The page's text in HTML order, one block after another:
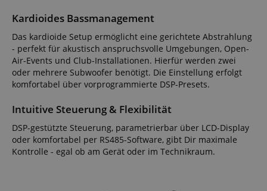
Kardioides Bassmanagement
Das kardioide Setup ermöglicht eine gerichtete Abstrahlung
- perfekt für akustisch anspruchsvolle Umgebungen, Open-
Air-Events und Club-Installationen. Hierfür werden zwei
oder mehrere Subwoofer benötigt. Die Einstellung erfolgt
komfortabel über vorprogrammierte DSP-Presets.
Intuitive Steuerung & Flexibilität
DSP-gestützte Steuerung, parametrierbar über LCD-Display
oder komfortabel per RS485-Software, gibt Dir maximale
Kontrolle - egal ob am Gerät oder im Technikraum.